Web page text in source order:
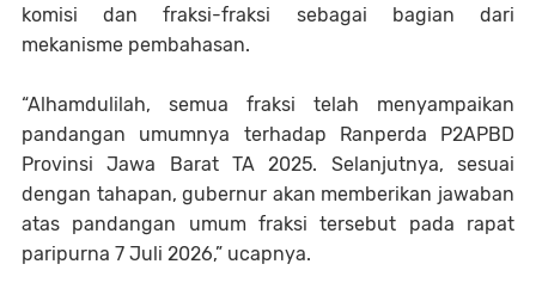
komisi dan fraksi-fraksi sebagai bagian dari
mekanisme pembahasan.
“Alhamdulilah, semua fraksi telah menyampaikan
pandangan umumnya terhadap Ranperda P2APBD
Provinsi Jawa Barat TA 2025. Selanjutnya, sesuai
dengan tahapan, gubernur akan memberikan jawaban
atas pandangan umum fraksi tersebut pada rapat
paripurna 7 Juli 2026,” ucapnya.